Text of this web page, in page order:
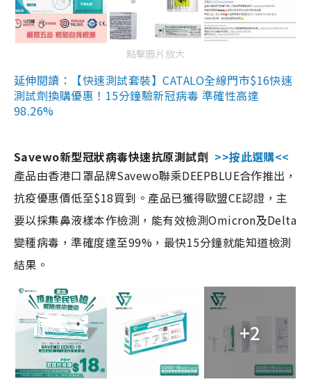
點擊圖片放大
延伸閱讀：【快速測試套裝】CATALO全線門市$16快速
測試劑換購優惠！15分鐘驗新冠病毒 準確性高達
98.26%
Savewo新型冠狀病毒快速抗原測試劑 >>按此選購<<
產品由香港口罩品牌Savewo聯乘DEEPBLUE合作推出，
抗疫優惠價低至$18買到。產品已獲得歐盟CE認證，主
要以採集鼻液樣本作檢測，能有效檢測Omicron及Delta
變種病毒，準確度達至99%，最快15分鐘就能知道檢測
結果。
+2